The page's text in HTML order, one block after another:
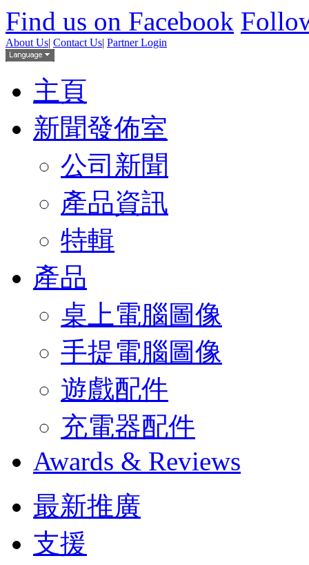
Find us on Facebook
About Us| Contact Us| Partner Login
主頁
新聞發佈室
公司新聞
產品資訊
特輯
產品
桌上電腦圖像
手提電腦圖像
遊戲配件
充電器配件
Awards & Reviews
最新推廣
支援